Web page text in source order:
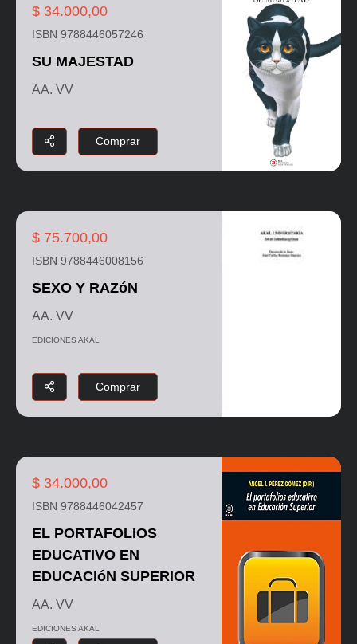
$ 34.000,00
ISBN 9788446057246
SU MAJESTAD
AA. VV
Comprar
$ 75.700,00
ISBN 9788446008156
SEXO Y RAZóN
AA. VV
EDICIONES AKAL
Comprar
$ 34.000,00
ISBN 9788446042457
EL PORTAFOLIOS
EDUCATIVO EN
EDUCACIóN SUPERIOR
AA. VV
EDICIONES AKAL